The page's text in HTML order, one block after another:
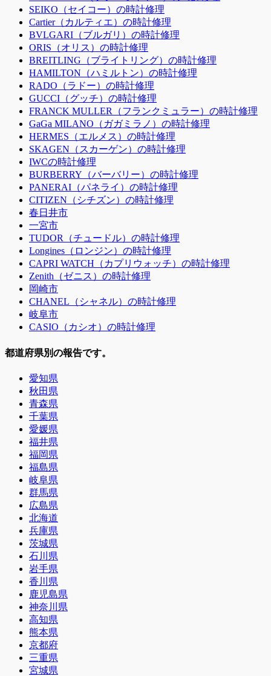
SEIKO（セイコー）の時計修理
Cartier（カルティエ）の時計修理
BVLGARI（ブルガリ）の時計修理
ORIS（オリス）の時計修理
BREITLING（ブライトリング）の時計修理
HAMILTON（ハミルトン）の時計修理
RADO（ラドー）の時計修理
GUCCI（グッチ）の時計修理
FRANCK MULLER（フランクミュラー）の時計修理
GaGa MILANO（ガガミラノ）の時計修理
HERMES（エルメス）の時計修理
SKAGEN（スカーゲン）の時計修理
IWCの時計修理
BURBERRY（バーバリー）の時計修理
PANERAI（パネライ）の時計修理
CITIZEN（シチズン）の時計修理
春日井市
一宮市
TUDOR（チュードル）の時計修理
Longines（ロンジン）の時計修理
CAPRI WATCH（カプリウォッチ）の時計修理
Zenith（ゼニス）の時計修理
岡崎市
CHANEL（シャネル）の時計修理
岐阜市
CASIO（カシオ）の時計修理
都道府県別の報告です。
愛知県
秋田県
青森県
千葉県
愛媛県
福井県
福岡県
福島県
岐阜県
群馬県
広島県
北海道
兵庫県
茨城県
石川県
岩手県
香川県
鹿児島県
神奈川県
高知県
熊本県
京都府
三重県
宮城県